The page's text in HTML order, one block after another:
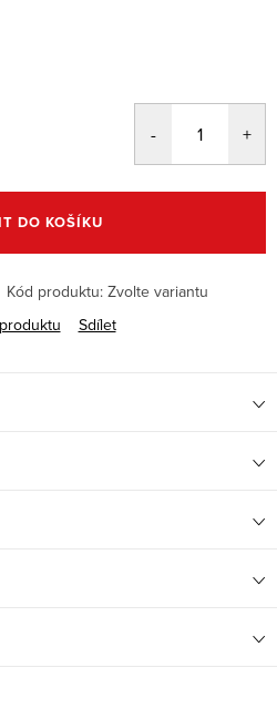
DO KOŠÍKU
Kód produktu: Zvolte variantu
Sdílet